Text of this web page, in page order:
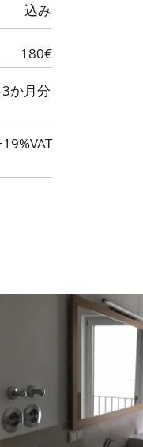
込み
180€
か月分